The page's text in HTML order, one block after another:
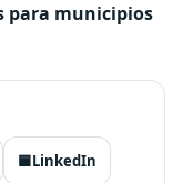
para municipios
🟦LinkedIn